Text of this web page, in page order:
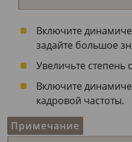
Включите
задайте большое
Увеличьте степень
Включите
кадровой частоты.
Примечание